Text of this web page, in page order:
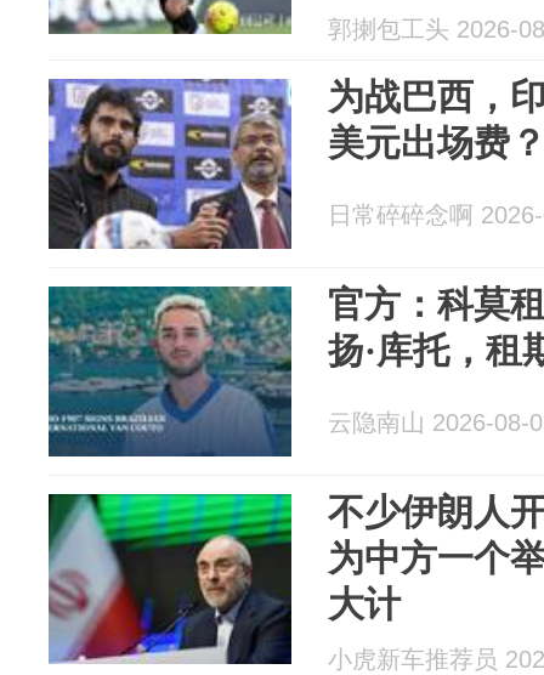
郭揦包工头 2026-
为战巴西，
美元出场费
日常碎碎念啊
官方：科莫
扬·库托，租
云隐南山 2026-08-
不少伊朗人
为中方一个
大计
小虎新车推荐员